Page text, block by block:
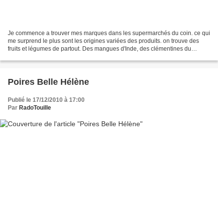
Je commence a trouver mes marques dans les supermarchés du coin. ce qui
me surprend le plus sont les origines variées des produits. on trouve des
fruits et légumes de partout. Des mangues d'Inde, des clémentines du
Poires Belle Hélène
Publié le 17/12/2010 à 17:00
Par RadoTouille